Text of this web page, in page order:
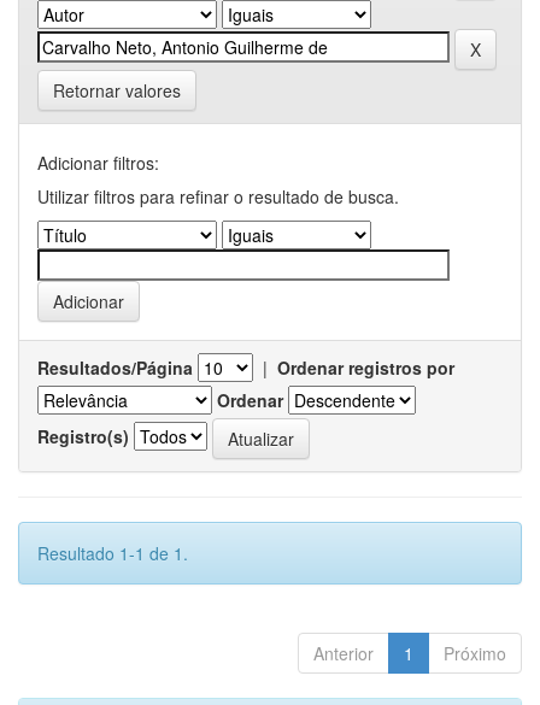
Retornar valores
Adicionar filtros:
Utilizar filtros para refinar o resultado de busca.
Resultados/Página | Ordenar registros por
Ordenar
Registro(s)
Resultado 1-1 de 1.
Anterior 1 Próximo